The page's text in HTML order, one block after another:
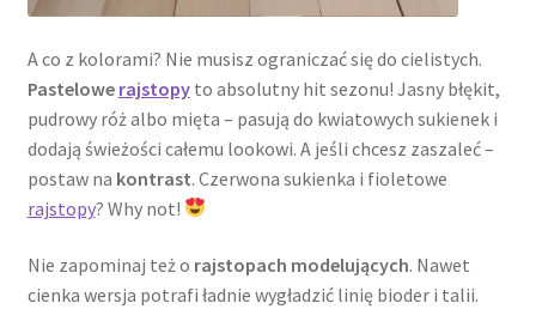
A co z kolorami? Nie musisz ograniczać się do cielistych.
Pastelowe rajstopyto absolutny hit sezonu! Jasny błękit,
pudrowy róż albo mięta – pasują do kwiatowych sukienek i
dodają świeżości całemu lookowi. A jeśli chcesz zaszaleć –
postaw na kontrast. Czerwona sukienka i fioletowe
rajstopy? Why not!
Nie zapominaj też o rajstopach modelujących. Nawet
cienka wersja potrafi ładnie wygładzić linię bioder i talii.